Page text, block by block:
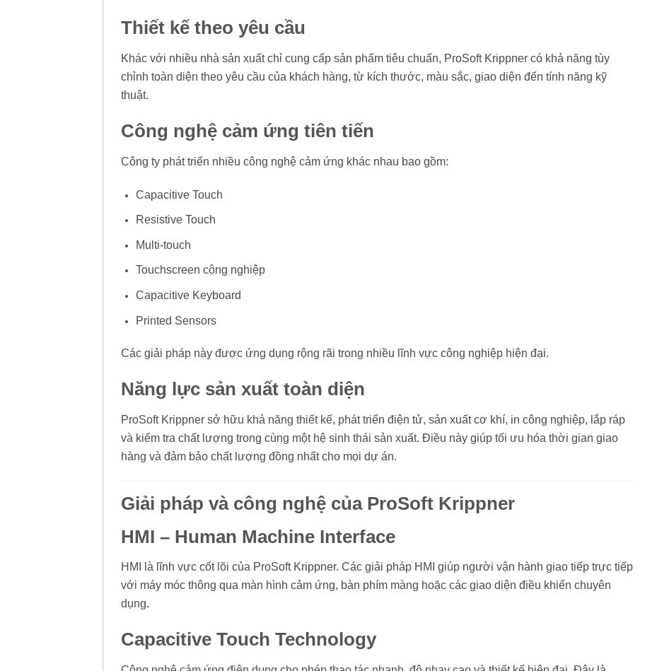
Thiết kế theo yêu cầu
Khác với nhiều nhà sản xuất chỉ cung cấp sản phẩm tiêu chuẩn, ProSoft Krippner có khả năng tùy
chỉnh toàn diện theo yêu cầu của khách hàng, từ kích thước, màu sắc, giao diện đến tính năng kỹ
thuật.
Công nghệ cảm ứng tiên tiến
Công ty phát triển nhiều công nghệ cảm ứng khác nhau bao gồm:
Capacitive Touch
Resistive Touch
Multi-touch
Touchscreen công nghiệp
Capacitive Keyboard
Printed Sensors
Các giải pháp này được ứng dụng rộng rãi trong nhiều lĩnh vực công nghiệp hiện đại.
Năng lực sản xuất toàn diện
ProSoft Krippner sở hữu khả năng thiết kế, phát triển điện tử, sản xuất cơ khí, in công nghiệp, lắp ráp
và kiểm tra chất lượng trong cùng một hệ sinh thái sản xuất. Điều này giúp tối ưu hóa thời gian giao
hàng và đảm bảo chất lượng đồng nhất cho mọi dự án.
Giải pháp và công nghệ của ProSoft Krippner
HMI – Human Machine Interface
HMI là lĩnh vực cốt lõi của ProSoft Krippner. Các giải pháp HMI giúp người vận hành giao tiếp trực tiếp
với máy móc thông qua màn hình cảm ứng, bàn phím màng hoặc các giao diện điều khiển chuyên
dụng.
Capacitive Touch Technology